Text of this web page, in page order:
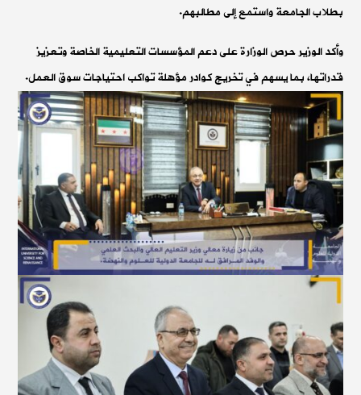
بطلاب الجامعة واستمع إلى مطالبهم.
وأكد الوزير حرص الوزارة على دعم المؤسسات التعليمية الخاصة وتعزيز
قدراتها، بما يسهم في تخريج كوادر مؤهلة تواكب احتياجات سوق العمل.